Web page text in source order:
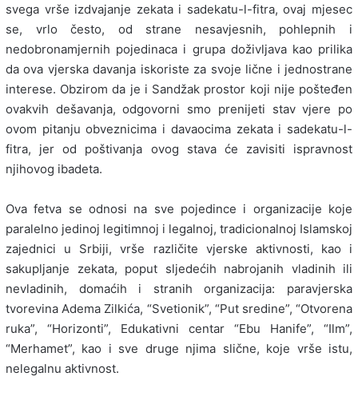
svega vrše izdvajanje zekata i sadekatu-l-fitra, ovaj mjesec
se, vrlo često, od strane nesavjesnih, pohlepnih i
nedobronamjernih pojedinaca i grupa doživljava kao prilika
da ova vjerska davanja iskoriste za svoje lične i jednostrane
interese. Obzirom da je i Sandžak prostor koji nije pošteđen
ovakvih dešavanja, odgovorni smo prenijeti stav vjere po
ovom pitanju obveznicima i davaocima zekata i sadekatu-l-
fitra, jer od poštivanja ovog stava će zavisiti ispravnost
njihovog ibadeta.
Ova fetva se odnosi na sve pojedince i organizacije koje
paralelno jedinoj legitimnoj i legalnoj, tradicionalnoj Islamskoj
zajednici u Srbiji, vrše različite vjerske aktivnosti, kao i
sakupljanje zekata, poput sljedećih nabrojanih vladinih ili
nevladinih, domaćih i stranih organizacija: paravjerska
tvorevina Adema Zilkića, “Svetionik”, “Put sredine”, “Otvorena
ruka”, “Horizonti”, Edukativni centar “Ebu Hanife”, “Ilm”,
“Merhamet”, kao i sve druge njima slične, koje vrše istu,
nelegalnu aktivnost.